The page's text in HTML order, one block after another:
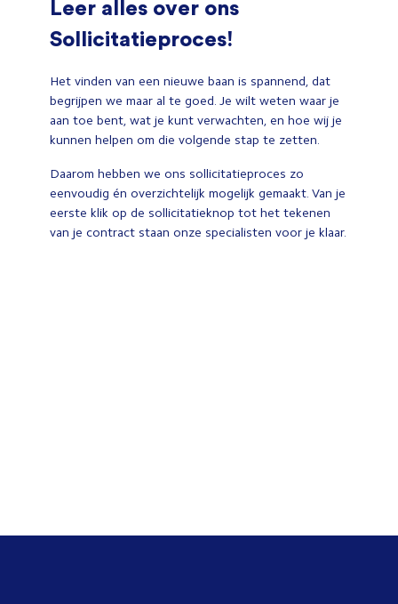
Leer alles over ons
Sollicitatieproces!
Het vinden van een nieuwe baan is spannend, dat
begrijpen we maar al te goed. Je wilt weten waar je
aan toe bent, wat je kunt verwachten, en hoe wij je
kunnen helpen om die volgende stap te zetten.
Daarom hebben we ons sollicitatieproces zo
eenvoudig én overzichtelijk mogelijk gemaakt. Van je
eerste klik op de sollicitatieknop tot het tekenen
van je contract staan onze specialisten voor je klaar.